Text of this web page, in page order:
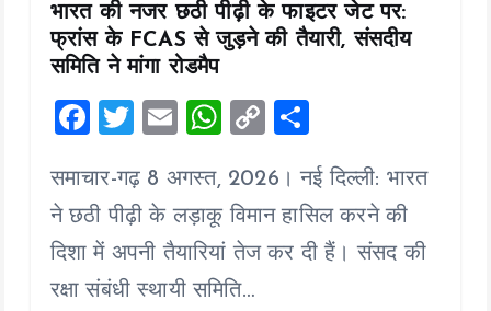
भारत की नजर छठी पीढ़ी के फाइटर जेट पर:
फ्रांस के FCAS से जुड़ने की तैयारी, संसदीय
समिति ने मांगा रोडमैप
F
ce
b
o
o
T
tt
er
E
ai
l
W
at
s
A
p
C
p
y
Li
a
re
समाचार-गढ़ 8 अगस्त, 2026। नई दिल्ली: भारत
ने छठी पीढ़ी के लड़ाकू विमान हासिल करने की
दिशा में अपनी तैयारियां तेज कर दी हैं। संसद की
रक्षा संबंधी स्थायी समिति…